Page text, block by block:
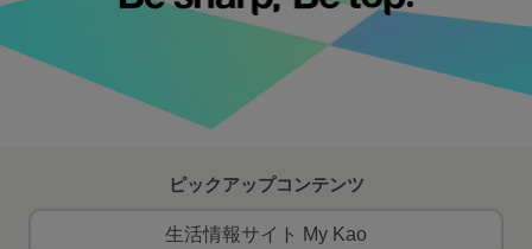
ピックアップコンテンツ
生活情報サイト My Kao